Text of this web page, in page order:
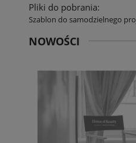
Pliki do pobrania:
Szablon do samodzielnego
NOWOŚCI